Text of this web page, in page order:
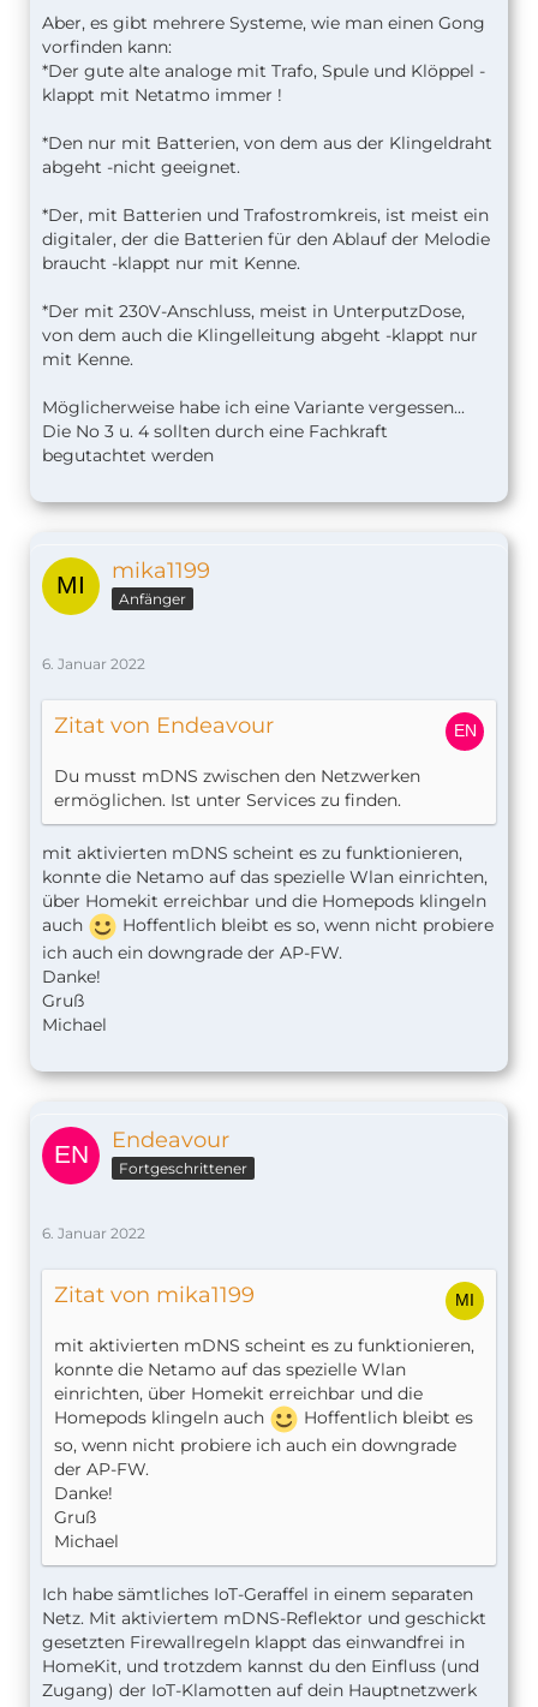
Aber, es gibt mehrere Systeme, wie man einen Gong
vorfinden kann:
*Der gute alte analoge mit Trafo, Spule und Klöppel -
klappt mit Netatmo immer !
*Den nur mit Batterien, von dem aus der Klingeldraht
abgeht -nicht geeignet.
*Der, mit Batterien und Trafostromkreis, ist meist ein
digitaler, der die Batterien für den Ablauf der Melodie
braucht -klappt nur mit Kenne.
*Der mit 230V-Anschluss, meist in UnterputzDose,
von dem auch die Klingelleitung abgeht -klappt nur
mit Kenne.
Möglicherweise habe ich eine Variante vergessen...
Die No 3 u. 4 sollten durch eine Fachkraft
begutachtet werden
mika1199
Anfänger
6. Januar 2022
Zitat von Endeavour
Du musst mDNS zwischen den Netzwerken
ermöglichen. Ist unter Services zu finden.
mit aktivierten mDNS scheint es zu funktionieren,
konnte die Netamo auf das spezielle Wlan einrichten,
über Homekit erreichbar und die Homepods klingeln
auch
Hoffentlich bleibt es so, wenn nicht probiere
ich auch ein downgrade der AP-FW.
Danke!
Gruß
Michael
Endeavour
Fortgeschrittener
6. Januar 2022
Zitat von mika1199
mit aktivierten mDNS scheint es zu funktionieren,
konnte die Netamo auf das spezielle Wlan
einrichten, über Homekit erreichbar und die
Homepods klingeln auch
Hoffentlich bleibt es
so, wenn nicht probiere ich auch ein downgrade
der AP-FW.
Danke!
Gruß
Michael
Ich habe sämtliches IoT-Geraffel in einem separaten
Netz. Mit aktiviertem mDNS-Reflektor und geschickt
gesetzten Firewallregeln klappt das einwandfrei in
HomeKit, und trotzdem kannst du den Einfluss (und
Zugang) der IoT-Klamotten auf dein Hauptnetzwerk